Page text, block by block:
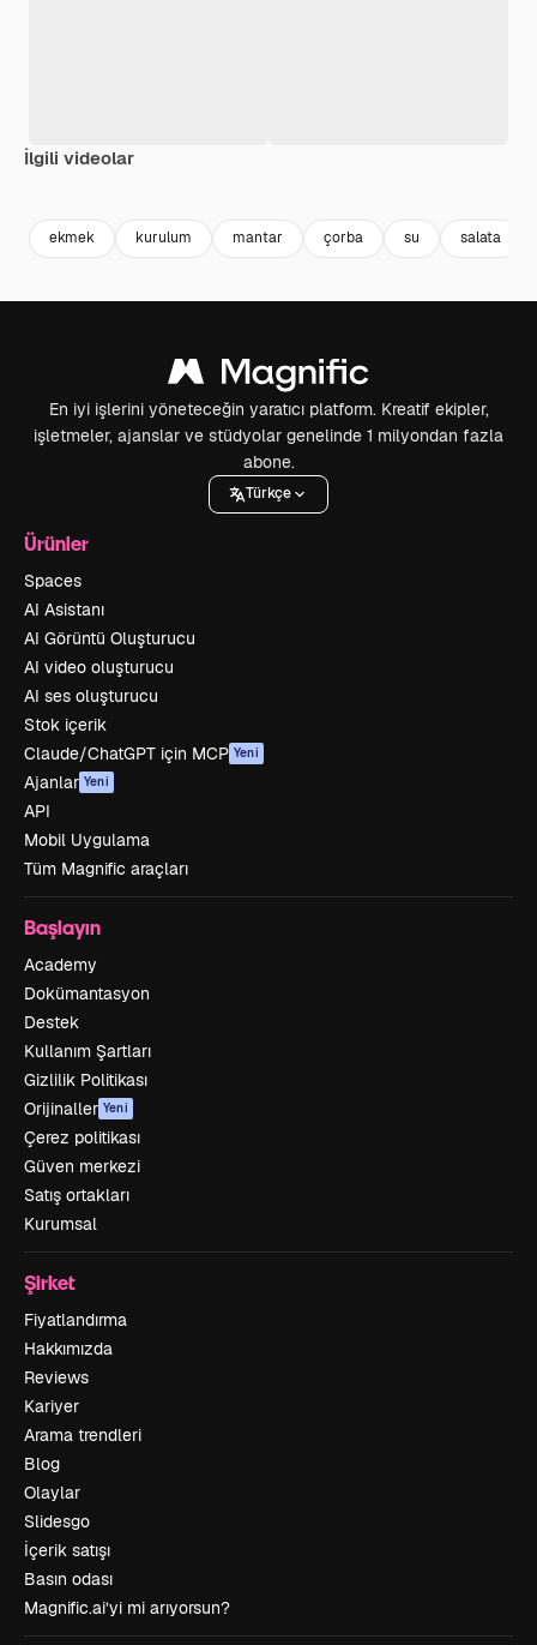
İlgili videolar
ekmek kurulum mantar çorba su salata
En iyi işlerini yöneteceğin yaratıcı platform. Kreatif ekipler,
işletmeler, ajanslar ve stüdyolar genelinde 1 milyondan fazla
abone.
Türkçe
Ürünler
Spaces
AI Asistanı
AI Görüntü Oluşturucu
AI video oluşturucu
AI ses oluşturucu
Stok içerik
Claude/ChatGPT için MCP Yeni
Ajanlar Yeni
API
Mobil Uygulama
Tüm Magnific araçları
Başlayın
Academy
Dokümantasyon
Destek
Kullanım Şartları
Gizlilik Politikası
Orijinaller Yeni
Çerez politikası
Güven merkezi
Satış ortakları
Kurumsal
Şirket
Fiyatlandırma
Hakkımızda
Reviews
Kariyer
Arama trendleri
Blog
Olaylar
Slidesgo
İçerik satışı
Basın odası
Magnific.ai’yi mi arıyorsun?